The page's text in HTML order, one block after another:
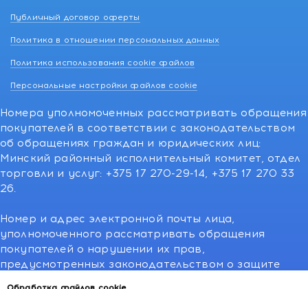
Публичный договор оферты
Политика в отношении персональных данных
Политика использования cookie файлов
Персональные настройки файлов cookie
Номера уполномоченных рассматривать обращения
покупателей в соответствии с законодательством
об обращениях граждан и юридических лиц:
Минский районный исполнительный комитет, отдел
торговли и услуг: +375 17 270-29-14, +375 17 270 33
26.
Номер и адрес электронной почты лица,
уполномоченного рассматривать обращения
покупателей о нарушении их прав,
предусмотренных законодательством о защите